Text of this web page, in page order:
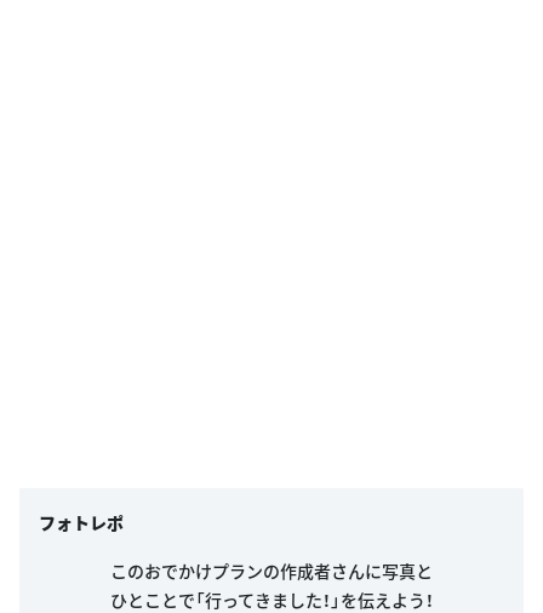
フォトレポ
このおでかけプランの作成者さんに写真と
ひとことで「行ってきました！」を伝えよう！